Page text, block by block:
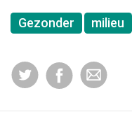
Gezonder milieu